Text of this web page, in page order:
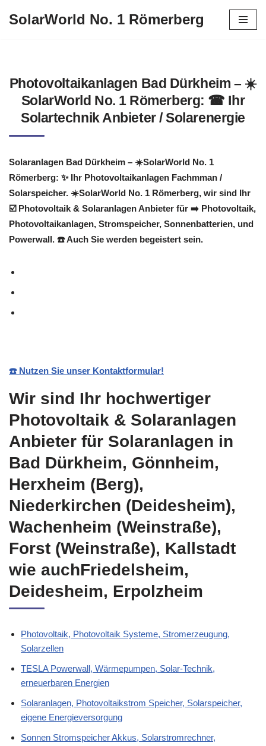
SolarWorld No. 1 Römerberg
Photovoltaikanlagen Bad Dürkheim – ☀️
SolarWorld No. 1 Römerberg: ☎ Ihr
Solartechnik Anbieter / Solarenergie
Solaranlagen Bad Dürkheim – ☀️SolarWorld No. 1
Römerberg: ✨ Ihr Photovoltaikanlagen Fachmman /
Solarspeicher. ☀️SolarWorld No. 1 Römerberg, wir sind Ihr
☑️ Photovoltaik & Solaranlagen Anbieter für ➡️ Photovoltaik,
Photovoltaikanlagen, Stromspeicher, Sonnenbatterien, und
Powerwall. ☎️ Auch Sie werden begeistert sein.
☎️ Nutzen Sie unser Kontaktformular!
Wir sind Ihr hochwertiger
Photovoltaik & Solaranlagen
Anbieter für Solaranlagen in
Bad Dürkheim, Gönnheim,
Herxheim (Berg),
Niederkirchen (Deidesheim),
Wachenheim (Weinstraße),
Forst (Weinstraße), Kallstadt
wie auchFriedelsheim,
Deidesheim, Erpolzheim
Photovoltaik, Photovoltaik Systeme, Stromerzeugung,
Solarzellen
TESLA Powerwall, Wärmepumpen, Solar-Technik,
erneuerbaren Energien
Solaranlagen, Photovoltaikstrom Speicher, Solarspeicher,
eigene Energieversorgung
Sonnen Stromspeicher Akkus, Solarstromrechner,